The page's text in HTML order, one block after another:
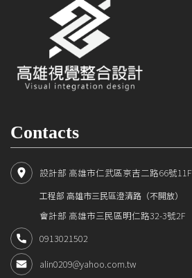
Contacts
設計部 高雄市仁武區京吉二路66號11F
工程部 高雄市三民區澄清路（不開放）
會計部 高雄市三民區明仁路32-3號2F
0913021502
alin0209@yahoo.com.tw